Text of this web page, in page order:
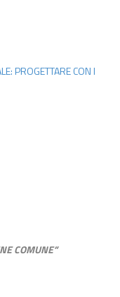
PROGETTARE CON I
COMUNE”